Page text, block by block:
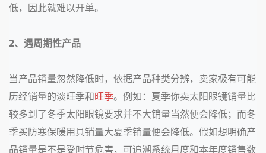
低，因此就难以开单。
2、遇周期性产品
当产品销量忽然降低时，依据产品种类分辨，卖家极有可能
历经销量的淡旺季和旺季。例如：夏季你卖太阳眼镜销量比
较多到了冬季太阳眼镜要求并不大销量当然便会降低；而冬
季买防寒保暖用具销量大夏季销量便会降低。假如想明确产
品销量是不是受时节危害，可追溯系统月度和本年度销售数